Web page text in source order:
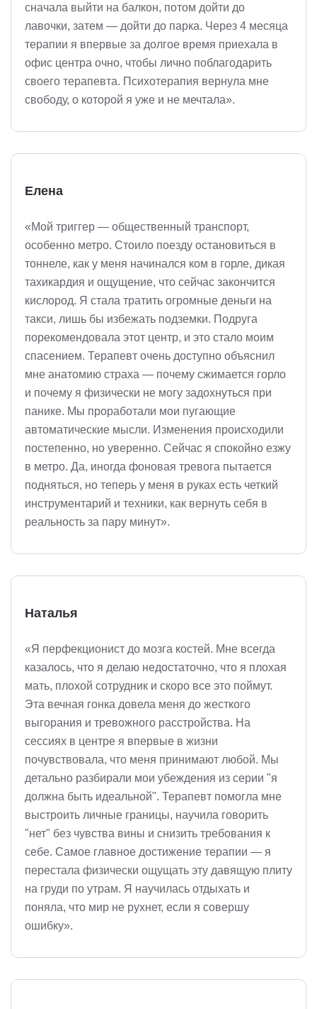
сначала выйти на балкон, потом дойти до
лавочки, затем — дойти до парка. Через 4 месяца
терапии я впервые за долгое время приехала в
офис центра очно, чтобы лично поблагодарить
своего терапевта. Психотерапия вернула мне
свободу, о которой я уже и не мечтала».
Елена
«Мой триггер — общественный транспорт,
особенно метро. Стоило поезду остановиться в
тоннеле, как у меня начинался ком в горле, дикая
тахикардия и ощущение, что сейчас закончится
кислород. Я стала тратить огромные деньги на
такси, лишь бы избежать подземки. Подруга
порекомендовала этот центр, и это стало моим
спасением. Терапевт очень доступно объяснил
мне анатомию страха — почему сжимается горло
и почему я физически не могу задохнуться при
панике. Мы проработали мои пугающие
автоматические мысли. Изменения происходили
постепенно, но уверенно. Сейчас я спокойно езжу
в метро. Да, иногда фоновая тревога пытается
подняться, но теперь у меня в руках есть четкий
инструментарий и техники, как вернуть себя в
реальность за пару минут».
Наталья
«Я перфекционист до мозга костей. Мне всегда
казалось, что я делаю недостаточно, что я плохая
мать, плохой сотрудник и скоро все это поймут.
Эта вечная гонка довела меня до жесткого
выгорания и тревожного расстройства. На
сессиях в центре я впервые в жизни
почувствовала, что меня принимают любой. Мы
детально разбирали мои убеждения из серии "я
должна быть идеальной". Терапевт помогла мне
выстроить личные границы, научила говорить
"нет" без чувства вины и снизить требования к
себе. Самое главное достижение терапии — я
перестала физически ощущать эту давящую плиту
на груди по утрам. Я научилась отдыхать и
поняла, что мир не рухнет, если я совершу
ошибку».